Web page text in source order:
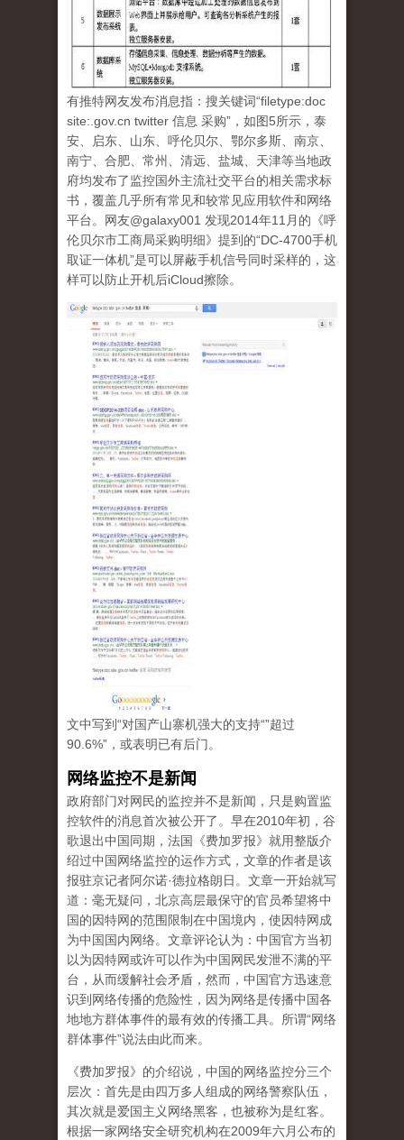
有推特网友发布消息指：搜关键词“filetype:doc
site:.gov.cn twitter 信息 采购”，如图5所示，泰
安、启东、山东、呼伦贝尔、鄂尔多斯、南京、
南宁、合肥、常州、清远、盐城、天津等当地政
府均发布了监控国外主流社交平台的相关需求标
书，覆盖几乎所有常见和较常见应用软件和网络
平台。网友@galaxy001 发现2014年11月的《呼
伦贝尔市工商局采购明细》提到的“DC-4700手机
取证一体机”是可以屏蔽手机信号同时采样的，这
样可以防止开机后iCloud擦除。
tu_5.jpg
文中写到“对国产山寨机强大的支持“”超过
90.6%”，或表明已有后门。
网络监控不是新闻
政府部门对网民的监控并不是新闻，只是购置监
控软件的消息首次被公开了。早在2010年初，谷
歌退出中国同期，法国《费加罗报》就用整版介
绍过中国网络监控的运作方式，文章的作者是该
报驻京记者阿尔诺·德拉格朗日。文章一开始就写
道：毫无疑问，北京高层最保守的官员希望将中
国的因特网的范围限制在中国境内，使因特网成
为中国国内网络。文章评论认为：中国官方当初
以为因特网或许可以作为中国网民发泄不满的平
台，从而缓解社会矛盾，然而，中国官方迅速意
识到网络传播的危险性，因为网络是传播中国各
地地方群体事件的最有效的传播工具。所谓“网络
群体事件”说法由此而来。
《费加罗报》的介绍说，中国的网络监控分三个
层次：首先是由四万多人组成的网络警察队伍，
其次就是爱国主义网络黑客，也被称为是红客。
根据一家网络安全研究机构在2009年六月公布的